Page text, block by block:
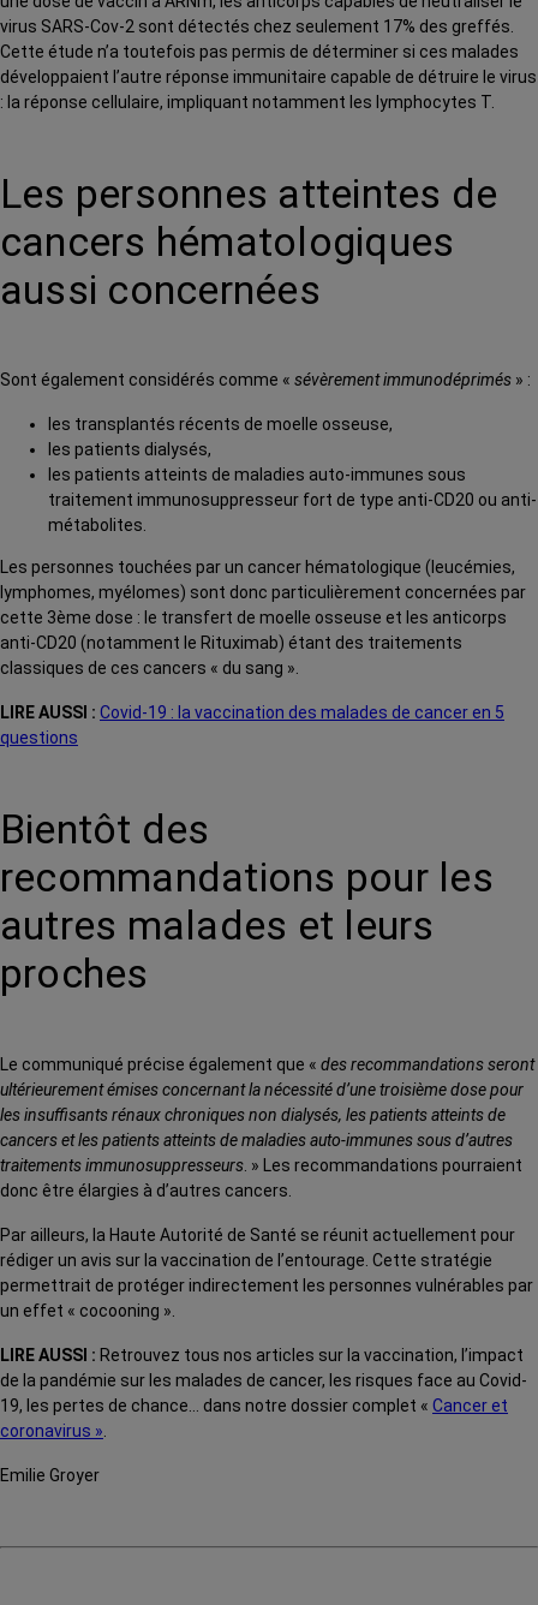
virus SARS-Cov-2 sont détectés chez seulement 17% des greffés.
Cette étude n’a toutefois pas permis de déterminer si ces malades
développaient l’autre réponse immunitaire capable de détruire le virus
: la réponse cellulaire, impliquant notamment les lymphocytes T.
Les personnes atteintes de
cancers hématologiques
aussi concernées
Sont également considérés comme « sévèrement immunodéprimés » :
les transplantés récents de moelle osseuse,
les patients dialysés,
les patients atteints de maladies auto-immunes sous
traitement immunosuppresseur fort de type anti-CD20 ou anti-
métabolites.
Les personnes touchées par un cancer hématologique (leucémies,
lymphomes, myélomes) sont donc particulièrement concernées par
cette 3ème dose : le transfert de moelle osseuse et les anticorps
anti-CD20 (notamment le Rituximab) étant des traitements
classiques de ces cancers « du sang ».
LIRE AUSSI : Covid-19 : la vaccination des malades de cancer en 5
questions
Bientôt des
recommandations pour les
autres malades et leurs
proches
Le communiqué précise également que « des recommandations seront
ultérieurement émises concernant la nécessité d’une troisième dose pour
les insuffisants rénaux chroniques non dialysés, les patients atteints de
cancers et les patients atteints de maladies auto-immunes sous d’autres
traitements immunosuppresseurs . » Les recommandations pourraient
donc être élargies à d’autres cancers.
Par ailleurs, la Haute Autorité de Santé se réunit actuellement pour
rédiger un avis sur la vaccination de l’entourage. Cette stratégie
permettrait de protéger indirectement les personnes vulnérables par
un effet « cocooning ».
LIRE AUSSI : Retrouvez tous nos articles sur la vaccination, l’impact
de la pandémie sur les malades de cancer, les risques face au Covid-
19, les pertes de chance… dans notre dossier complet « Cancer et
coronavirus »
Emilie Groyer